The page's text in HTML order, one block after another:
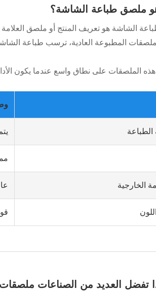
الشاشة هو تعريف المنتج أو ملصق العلامة
المطبوعة العادية، ترسب طباعة
الملصقات على نطاق واسع عندما يكون
الخارجية